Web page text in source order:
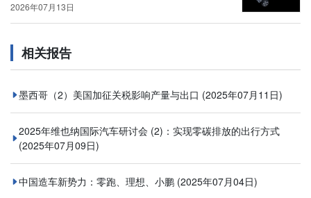
2026年07月13日
相关报告
墨西哥（2）美国加征关税影响产量与出口 (2025年07月11日)
2025年维也纳国际汽车研讨会 (2)：实现零碳排放的出行方式
(2025年07月09日)
中国造车新势力：零跑、理想、小鹏 (2025年07月04日)